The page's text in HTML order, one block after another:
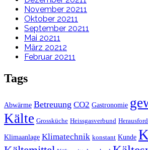
November 20211
Oktober 20211
September 20211
Mai 20211
März 20212
Februar 20211
Tags
Abwärme Betreuung CO2 Gastronomie
Kälte Grossküche Heissgasverbund
Klimaanlage Klimatechnik konstant Kunde